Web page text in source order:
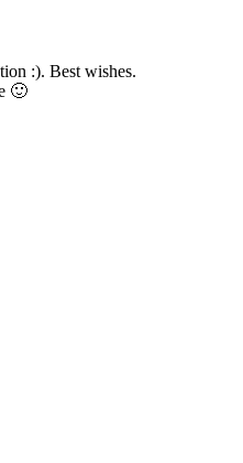
:). Best wishes.
🙂